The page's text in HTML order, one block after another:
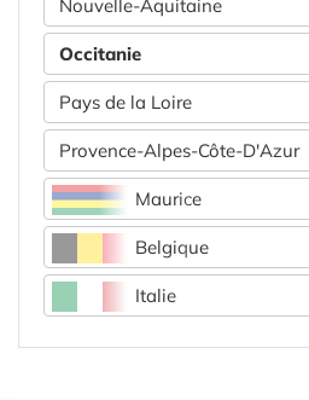
Nouvelle-Aquitaine
Occitanie
Pays de la Loire
Provence-Alpes-Côte-D'Azur
Maurice
Belgique
Italie